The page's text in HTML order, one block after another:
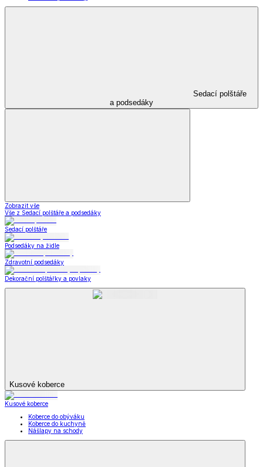
Sedací polštáře
a podsedáky
Zobrazit vše
Vše z Sedací polštáře a podsedáky
Sedací polštáře
Podsedáky na židle
Zdravotní podsedáky
Dekorační polštářky a povlaky
Kusové koberce
Kusové koberce
Koberce do obýváku
Koberce do kuchyně
Nášlapy na schody